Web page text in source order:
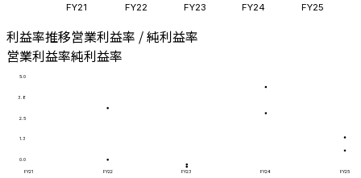
FY21 FY22 FY23 FY24 FY25
利益率推移営業利益率 / 純利益率
営業利益率純利益率
0.0
1.3
2.5
3.8
5.0
FY21 FY22 FY23 FY24 FY25